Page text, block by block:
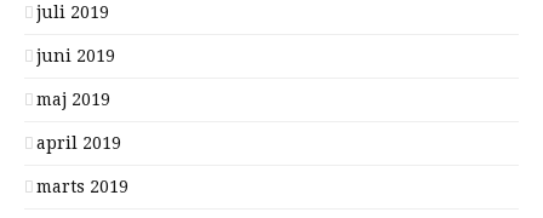
juli 2019
juni 2019
maj 2019
april 2019
marts 2019